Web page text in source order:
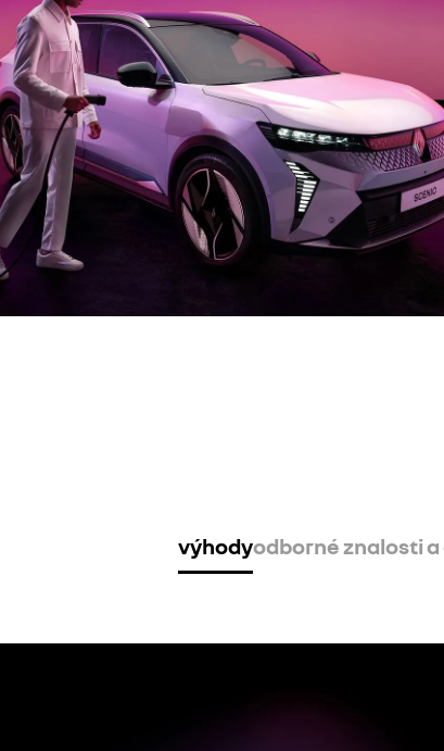
výhodyodborné znalosti